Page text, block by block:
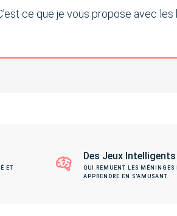
ce que je vous propose avec
ET
Des Jeux Intelligents
QUI REMUENT LES MÉNINGES
APPRENDRE EN S'AMUSANT